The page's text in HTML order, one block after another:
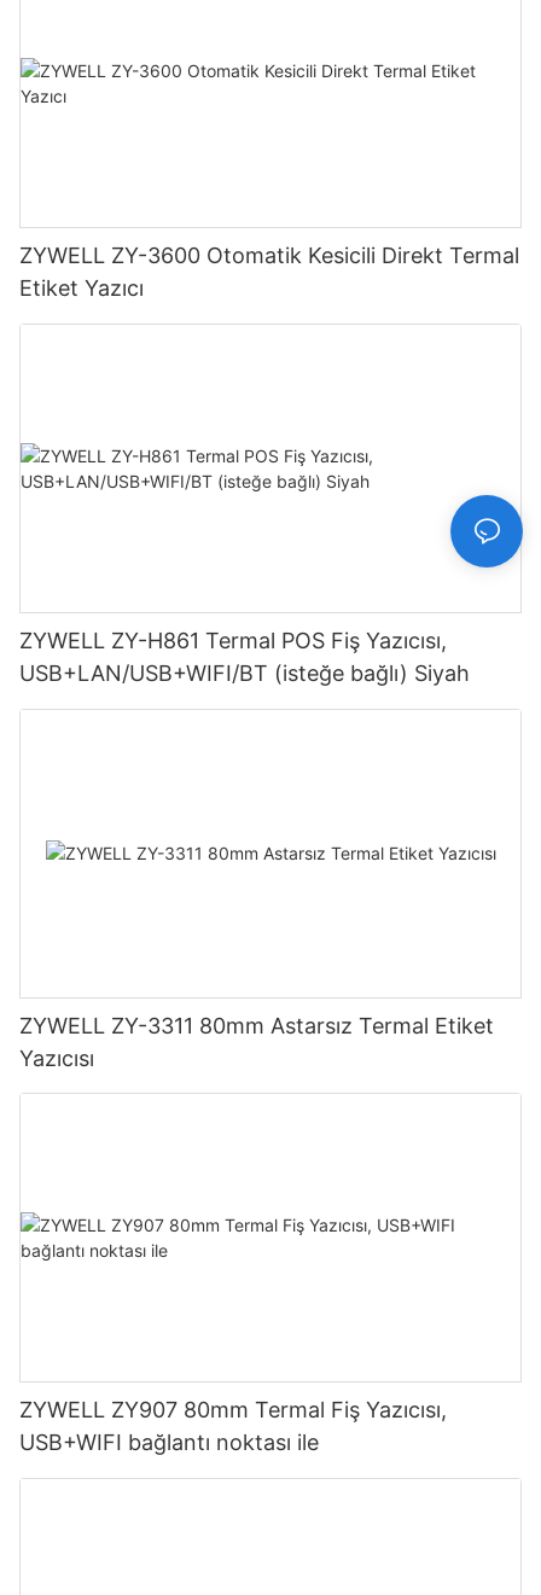
ZYWELL ZY-3600 Otomatik Kesicili Direkt Termal
Etiket Yazıcı
ZYWELL ZY-H861 Termal POS Fiş Yazıcısı,
USB+LAN/USB+WIFI/BT (isteğe bağlı) Siyah
ZYWELL ZY-3311 80mm Astarsız Termal Etiket
Yazıcısı
ZYWELL ZY907 80mm Termal Fiş Yazıcısı,
USB+WIFI bağlantı noktası ile